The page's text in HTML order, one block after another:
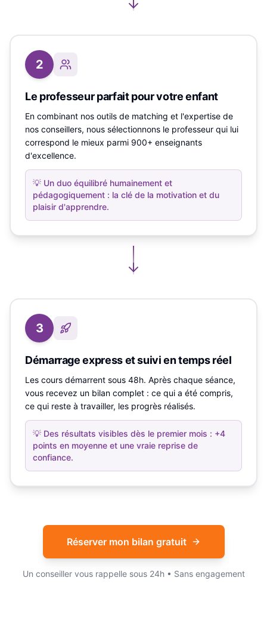
2
Le professeur parfait pour votre enfant
En combinant nos outils de matching et l'expertise de
nos conseillers, nous sélectionnons le professeur qui lui
correspond le mieux parmi 900+ enseignants
d'excellence.
💡 Un duo équilibré humainement et
pédagogiquement : la clé de la motivation et du
plaisir d'apprendre.
3
Démarrage express et suivi en temps réel
Les cours démarrent sous 48h. Après chaque séance,
vous recevez un bilan complet : ce qui a été compris,
ce qui reste à travailler, les progrès réalisés.
💡 Des résultats visibles dès le premier mois : +4
points en moyenne et une vraie reprise de
confiance.
Réserver mon bilan gratuit
Un conseiller vous rappelle sous 24h • Sans engagement